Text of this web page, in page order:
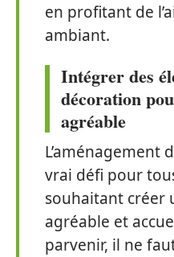
en profitant de
ambiant.
Intégrer des
décoration
agréable
L’aménagement
vrai défi pour
souhaitant créer
agréable et
parvenir, il ne